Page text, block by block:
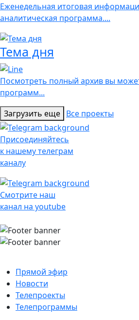
Еженедельная итоговая
аналитическая программа....
Тема дня
Посмотреть полный архив вы
программ...
Загрузить еще Все проекты
Присоединяйтесь
к нашему телеграм
каналу
Смотрите наш
канал на youtube
Прямой эфир
Новости
Телепроекты
Телепрограммы